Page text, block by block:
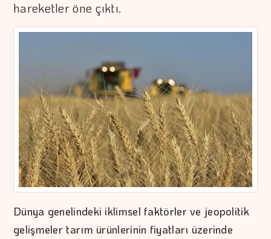
hareketler öne çıktı.
Dünya genelindeki iklimsel faktörler ve jeopolitik
gelişmeler tarım ürünlerinin fiyatları üzerinde